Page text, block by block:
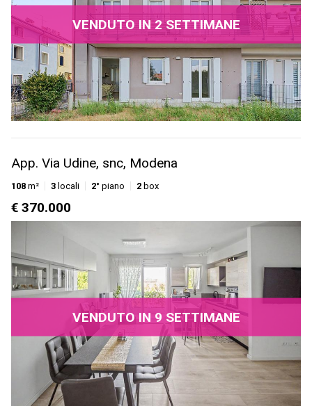
VENDUTO IN 2 SETTIMANE
App. Via Udine, snc, Modena
108 m² 3 locali 2° piano 2 box
€ 370.000
VENDUTO IN 9 SETTIMANE